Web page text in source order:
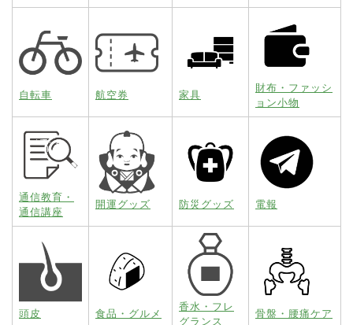
自転車 航空券 家具
財布・ファッシ
ョン小物
通信教育・
通信講座
開運グッズ 防災グッズ 電報
頭皮 食品・グルメ
香水・フレ
グランス
骨盤・腰痛ケア